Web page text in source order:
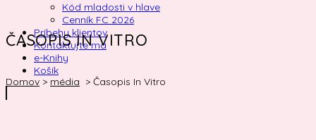
Kód mladosti v hlave
Cenník FC 2026
Príbehy klientov
Kontaktujte ma
e-Knihy
Košík
ČASOPIS IN VITRO
Domov > média > Časopis In Vitro